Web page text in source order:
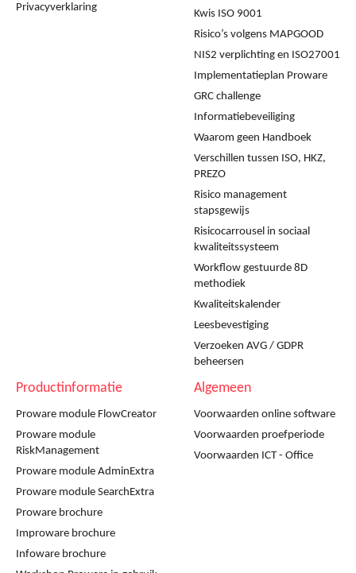
Privacyverklaring
Kwis ISO 9001
Risico’s volgens MAPGOOD
NIS2 verplichting en ISO27001
Implementatieplan Proware
GRC challenge
Informatiebeveiliging
Waarom geen Handboek
Verschillen tussen ISO, HKZ,
PREZO
Risico management
stapsgewijs
Risicocarrousel in sociaal
kwaliteitssysteem
Workflow gestuurde 8D
methodiek
Kwaliteitskalender
Leesbevestiging
Verzoeken AVG / GDPR
beheersen
Productinformatie
Proware module FlowCreator
Proware module
RiskManagement
Proware module AdminExtra
Proware module SearchExtra
Proware brochure
Improware brochure
Infoware brochure
Algemeen
Voorwaarden online software
Voorwaarden proefperiode
Voorwaarden ICT - Office